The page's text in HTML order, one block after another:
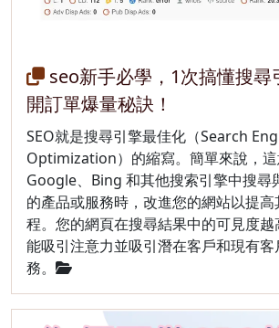
seo新手必學，1次搞懂搜尋
開訂單爆量秘訣！
SEO就是搜尋引擎最佳化（Search
Optimization）的縮寫。簡單來說，
Google、Bing 和其他搜索引擎中搜尋
的產品或服務時，改進您的網站以提高
程。您的網頁在搜尋結果中的可見度
能吸引注意力並吸引潛在客戶和現有
務。